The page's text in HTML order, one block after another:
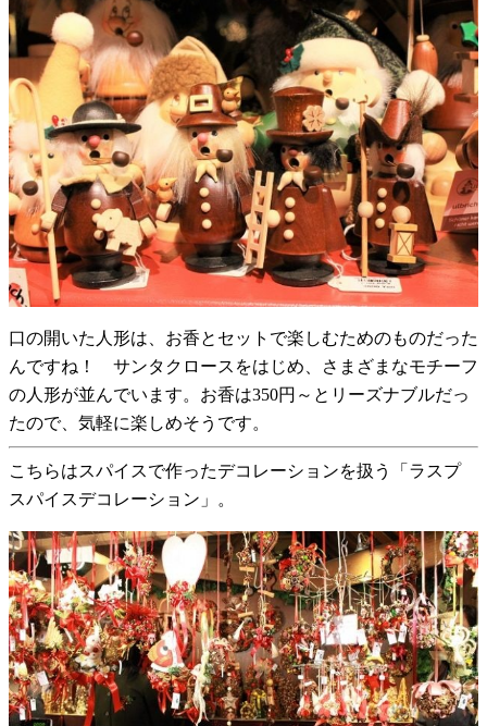
口の開いた人形は、お香とセットで楽しむためのものだった
んですね！ サンタクロースをはじめ、さまざまなモチーフ
の人形が並んでいます。お香は350円～とリーズナブルだっ
たので、気軽に楽しめそうです。
こちらはスパイスで作ったデコレーションを扱う「ラスプ
スパイスデコレーション」。